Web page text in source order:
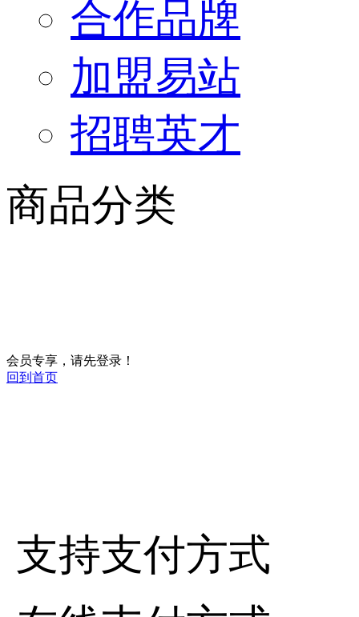
合作品牌
加盟易站
招聘英才
商品分类
会员专享，请先登录！
回到首页
支持支付方式